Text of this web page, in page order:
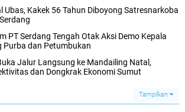
Ubas, Kakek 56 Tahun Diboyong Satresnarkoba
PT Serdang Tengah Otak Aksi Demo Kepala
Purba dan Petumbukan
Jalur Langsung ke Mandailing Natal,
dan Dongkrak Ekonomi Sumut
Tampilkan